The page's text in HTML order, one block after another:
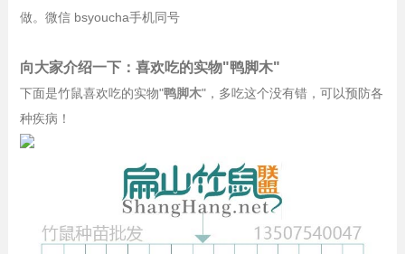
做。微信 bsyoucha手机同号
向大家介绍一下：喜欢吃的实物"鸭脚木"
下面是竹鼠喜欢吃的实物"鸭脚木"，多吃这个没有错，可以预防各
种疾病！